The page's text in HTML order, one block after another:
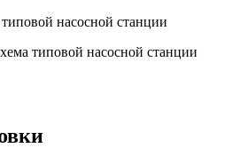
типовой насосной станции